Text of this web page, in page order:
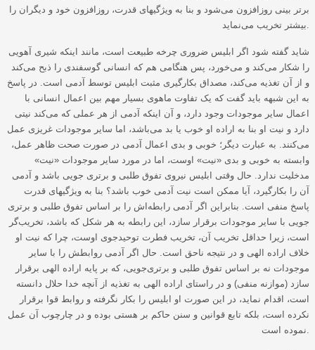
برتر بینی روزافزون می‌شود و بنا به ویژگیهای قدرت، روزافزون خود و دیگران را
شاید گفته شود اگر ابلیس ضروری چرخه طبیعت است، مانند اینکه شیری آهویی
را شکار می‌کند و می‌خورد، پس هنگامی هم که انسانی گوسفندی را ذبح می‌کند
و از آن تغذیه می‌کند، مصداق بکارگیری مثبت ابلیس توسط آدمی است. در پاسخ
به این شبهه باید گفت که یک تفاوت ماهوی بسیار مهم بین اعمال انسانی با
اعمال سایر موجودات وجود دارد، و آن اینکه آدمی از هر عملی که می‌کند نیتی
دارد و نیت او بنا به اراده او خوب یا بد می‌باشد، اما سایر موجودات غریزی عمل
می‌کنند. به عبارت دیگر؛ خوبی و بدی اعمال آدمی در صورت صحت ظاهر عمل،
وابسته به خوبی و بدی «نیت» اوست، اما در مورد سایر موجودات «نیت»
مدخلیت ندارد. حال وقتی ابلیس نیروی تفوق طلبی و برتری جویی باشد و آدمی
آن را بکارگیرد، آیا ممکن است نیت آدمی خوب باشد؟ بنا به ویژگیهای قدرت
پاسخ منفی است. بنابراین اگر آدمی رابطه‌اش را بر اساس تفوق طلبی و برتری
جویی با سایر موجودات برقرار سازد، این رابطه به هر شکل که باشد، تخریب‌گر
است، زیرا حداقل تخریب آن، تخریب فطرت توحیدجوی اوست، چرا که نیت او
خلاف اراده الهی و در نتیجه ناحق است. حال اگر آدمی روابطش را با سایر
موجودات نه بر اساس تفوق طلبی و برتری‌جویی، که بر پایه اراده الهی برقرار
سازد (موازنه منفی) و در راستای اراده الهی به تغذیه از آنچه خدا حلال دانسته
است، اقدام نماید، در این صورت او ابلیس را بکار نگرفته و روابط قوا برقرار
نکرده است، بلکه تابع قوانین و سنن حاکم بر هستی بوده و در چارچوب آن عمل